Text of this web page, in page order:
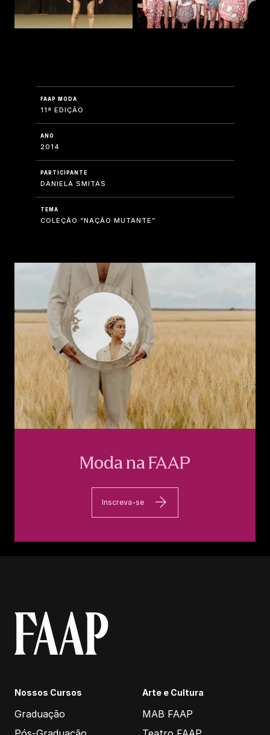
FAAP MODA
11ª EDIÇÃO
ANO
2014
PARTICIPANTE
DANIELA SMITAS
TEMA
COLEÇÃO “NAÇÃO MUTANTE”
Moda na FAAP
Inscreva-se
Nossos Cursos
Graduação
Arte e Cultura
MAB FAAP